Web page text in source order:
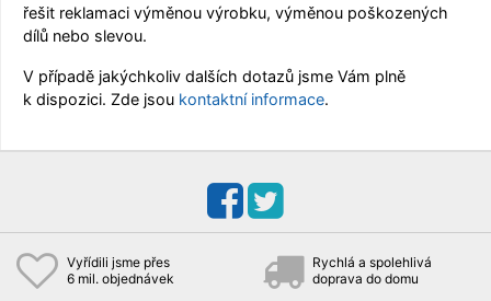
řešit reklamaci výměnou výrobku, výměnou poškozených
dílů nebo slevou.
V případě jakýchkoliv dalších dotazů jsme Vám plně
k dispozici. Zde jsou kontaktní informace.
Vyřídili jsme přes
6 mil. objednávek
Rychlá a spolehlivá
doprava do domu